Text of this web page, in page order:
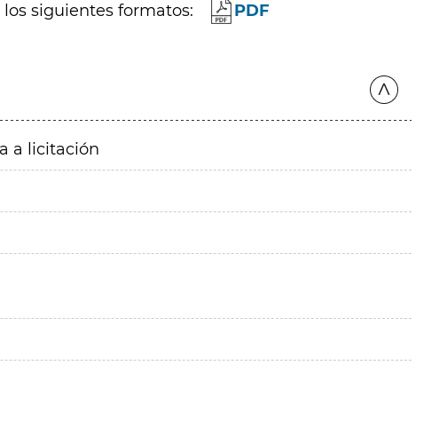
siguientes formatos: PDF
a licitación